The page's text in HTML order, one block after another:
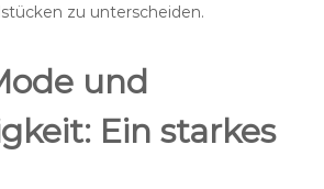
zu unterscheiden.
und
Ein starkes